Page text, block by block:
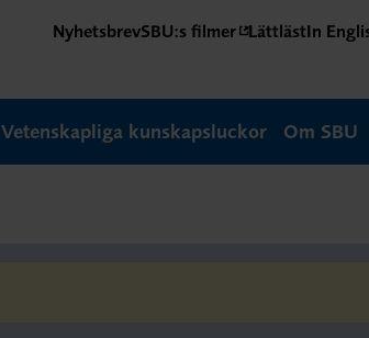
NyhetsbrevSBU:s filmer LättlästIn
Vetenskapliga kunskapsluckor Om SBU